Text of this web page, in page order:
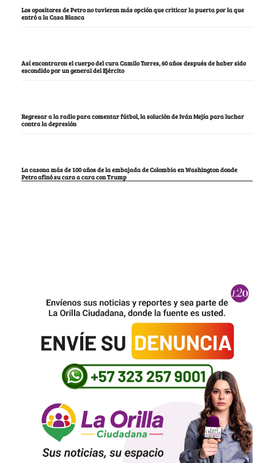
Los opositores de Petro no tuvieron más opción que criticar la puerta por la que
entró a la Casa Blanca
Así encontraron el cuerpo del cura Camilo Torres, 60 años después de haber sido
escondido por un general del Ejército
Regresar a la radio para comentar fútbol, la solución de Iván Mejía para luchar
contra la depresión
La casona más de 100 años de la embajada de Colombia en Washington donde
Petro afinó su cara a cara con Trump